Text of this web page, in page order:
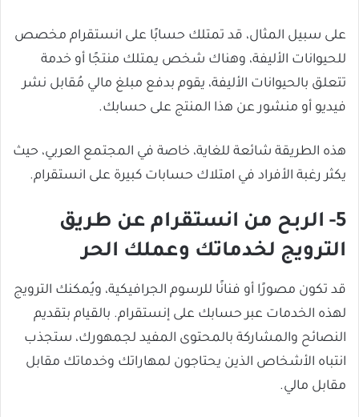
على سبيل المثال، قد تمتلك حسابًا على انستقرام مخصص
للحيوانات الأليفة، وهناك شخص يمتلك منتجًا أو خدمة
تتعلق بالحيوانات الأليفة، يقوم بدفع مبلغ مالي مُقابل نشر
فيديو أو منشور عن هذا المنتج على حسابك.
هذه الطريقة شائعة للغاية، خاصة في المجتمع العربي، حيث
يكثر رغبة الأفراد في امتلاك حسابات كبيرة على انستقرام.
5- الربح من انستقرام عن طريق
الترويج لخدماتك وعملك الحر
قد تكون مصورًا أو فنانًا للرسوم الجرافيكية، ويُمكنك الترويج
لهذه الخدمات عبر حسابك على إنستقرام. بالقيام بتقديم
النصائح والمشاركة بالمحتوى المفيد لجمهورك، ستجذب
انتباه الأشخاص الذين يحتاجون لمهاراتك وخدماتك مقابل
مقابل مالي.